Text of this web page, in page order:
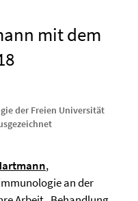
mit dem
der Freien Universität
,
an der